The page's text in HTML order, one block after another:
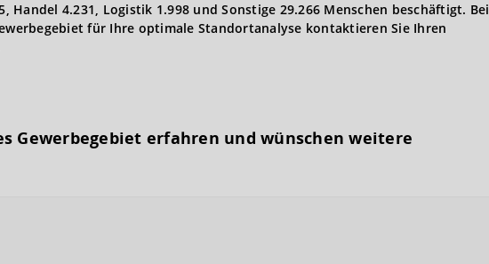
4.231, Logistik 1.998 und Sonstige 29.266 Menschen beschäftigt. Bei
für Ihre optimale Standortanalyse kontaktieren Sie Ihren
Gewerbegebiet erfahren und wünschen weitere